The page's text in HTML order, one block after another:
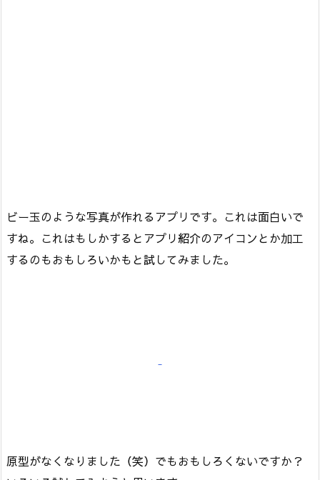
ビー玉のような写真が作れるアプリです。これは面白いで
すね。これはもしかするとアプリ紹介のアイコンとか加工
するのもおもしろいかもと試してみました。
原型がなくなりました（笑）でもおもしろくないですか？